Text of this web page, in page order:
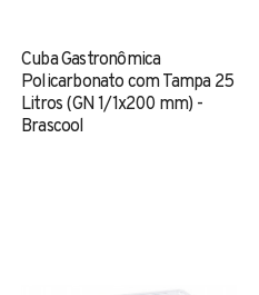
Cuba Gastronômica
Policarbonato com Tampa 25
Litros (GN 1/1x200 mm) -
Brascool